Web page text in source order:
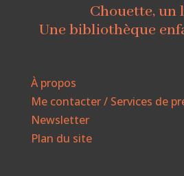
Chouette, un
Une bibliothèque
À propos
Me contacter / Services de
Newsletter
Plan du site